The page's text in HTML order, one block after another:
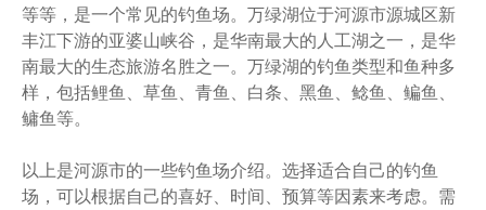
等等，是一个常见的钓鱼场。万绿湖位于河源市源城区新
丰江下游的亚婆山峡谷，是华南最大的人工湖之一，是华
南最大的生态旅游名胜之一。万绿湖的钓鱼类型和鱼种多
样，包括鲤鱼、草鱼、青鱼、白条、黑鱼、鲶鱼、鳊鱼、
鳙鱼等。
以上是河源市的一些钓鱼场介绍。选择适合自己的钓鱼
场，可以根据自己的喜好、时间、预算等因素来考虑。需